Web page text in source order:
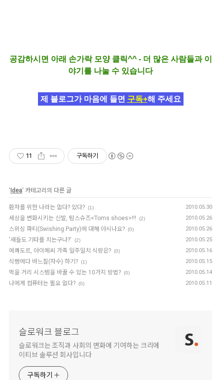
공감하시면 아래 손가락 모양 클릭^^ - 더 많은 사람들과 이
야기를 나눌 수 있습니다
제 블로그가 마음에 들면 구독+해 주세요
11 구독하기
' Idea' 카테고리의 다른 글
환자를 위한 나라는 없다? 있다? (1) 2010.05.30
세상을 변화시키는 신발, 탐스슈즈<Toms shoes>!!! (2) 2010.05.26
스위싱 파티(Swishing Party)에 대해 아시나요? (0) 2010.05.26
'새들도 기타를 치는구나?' (2) 2010.05.25
에콰도르, 아이메씨 가족 일주일치 식량은? (0) 2010.05.16
식빵에다 바느질(자수) 하기? (1) 2010.05.15
먹을 거리 시스템을 바꿀 수 있는 10가지 방법? (0) 2010.05.14
나에게 컴퓨터는 필요 없다? (0) 2010.05.11
슬로워크 블로그
슬로워크는 조직과 사회의 변화에 기여하는 크리에
이티브 솔루션 회사입니다
구독하기